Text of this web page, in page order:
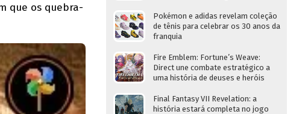
que os quebra-
Pokémon e adidas revelam coleção
de tênis para celebrar os 30 anos da
franquia
Fire Emblem: Fortune’s Weave:
Direct une combate estratégico a
uma história de deuses e heróis
Final Fantasy VII Revelation: a
história estará completa no jogo